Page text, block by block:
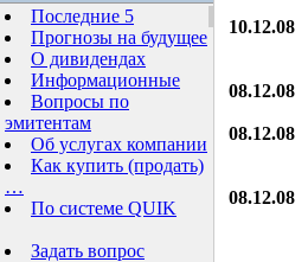
Последние 5
Прогнозы на будущее
О дивидендах
Информационные
Вопросы по
эмитентам
Об услугах компании
Как купить (продать)
…
По системе QUIK
Задать вопрос
10.12.08
08.12.08
08.12.08
08.12.08